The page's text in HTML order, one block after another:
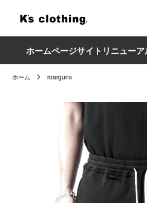
ホームページサイトリニューア
ホーム roarguns